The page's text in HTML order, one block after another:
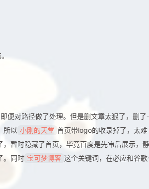
对路径做了处理。但是删文章太狠了，删了
所以 小刚的天堂 首页带logo的收录掉了，太难
暂时隐藏了首页，毕竟百度是先审后展示，
。同时 宝可梦博客 这个关键词，在必应和谷歌